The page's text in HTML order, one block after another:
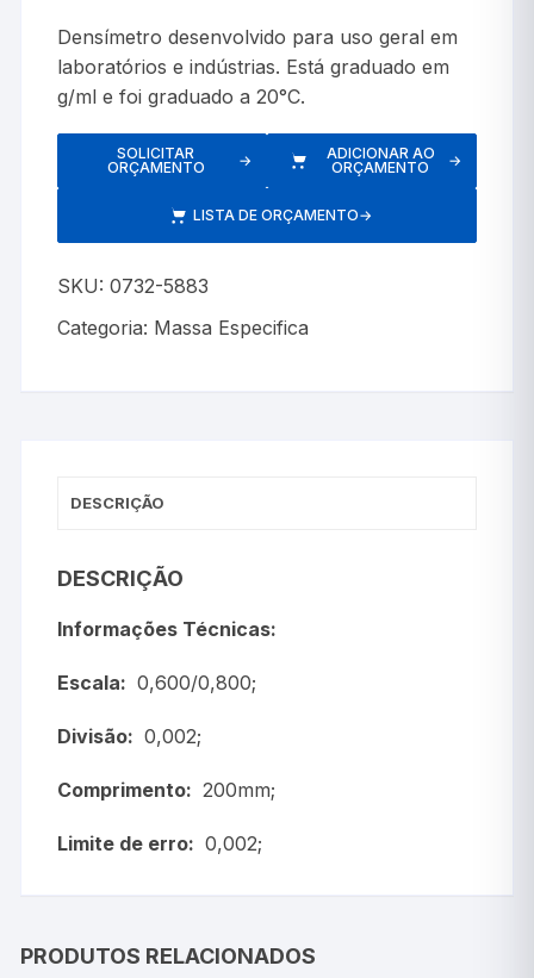
Densímetro desenvolvido para uso geral em
laboratórios e indústrias. Está graduado em
g/ml e foi graduado a 20°C.
SOLICITAR
ORÇAMENTO
→
ADICIONAR AO
ORÇAMENTO
→
LISTA DE ORÇAMENTO→
SKU:0732-5883
Categoria: Massa Especifica
DESCRIÇÃO
DESCRIÇÃO
Informações Técnicas:
Escala: 0,600/0,800;
Divisão: 0,002;
Comprimento: 200mm;
Limite de erro: 0,002;
PRODUTOS RELACIONADOS